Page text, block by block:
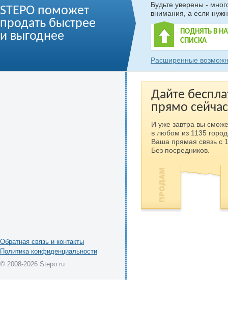
STEPO поможет
продать быстрее
и выгоднее
Будьте уверены -
внимания, а если
ПОДНЯТЬ В
СПИСКА
Расширенные
Дайте
прямо
И уже завтра вы
в любом из 1135
Ваша прямая связь с
Без посредников.
Обратная связь и контакты
Политика конфиденциальности
© 2008-2026 Stepo.ru